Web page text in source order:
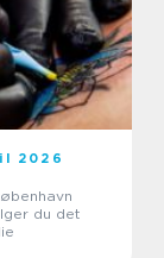
2026
du det